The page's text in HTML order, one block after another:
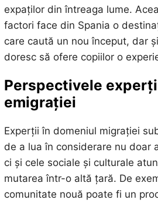
expaților din întreaga lume.
factori face din Spania o
care caută un nou început, dar
doresc să ofere copiilor o
Perspectivele
emigrației
Experții în domeniul migrației
de a lua în considerare nu doar
ci și cele sociale și culturale
mutarea într-o altă țară. De
comunitate nouă poate fi un